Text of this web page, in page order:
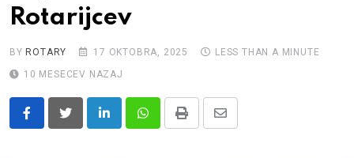
Rotarijcev
BY ROTARY 17 OKTOBRA, 2025
LESS THAN A MINUTE
10 MESECEV NAZAJ
LinkedInWhatsappPrint
Share